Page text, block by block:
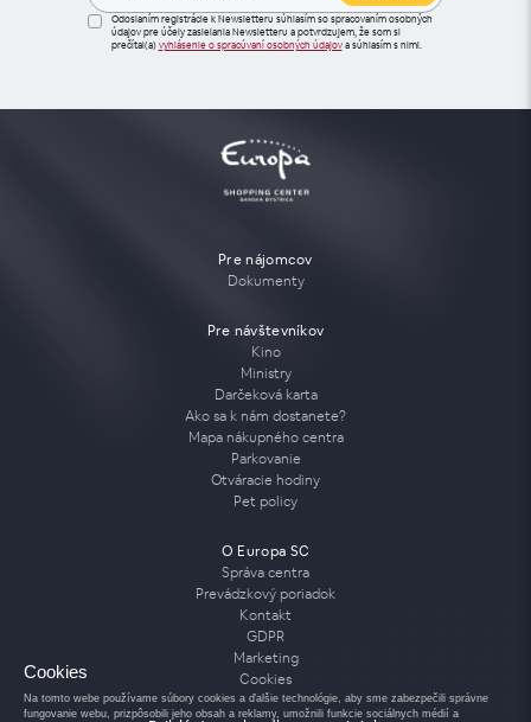
Cookies
Na tomto webe používame súbory cookies a ďalšie technológie, aby sme zabezpečili správne
fungovanie webu, prizpôsobili jeho obsah a reklamy, umožnili funkcie sociálnych médií a
Odoslaním registrácie k Newsletteru súhlasím so spracovaním osobných
údajov pre účely zasielania Newsletteru a potvrdzujem, že som si
prečítal(a) vyhlásenie o spracúvaní osobných údajova súhlasím s nimi.
Pre nájomcov
Dokumenty
Pre návštevníkov
Kino
Ministry
Darčeková karta
Ako sa k nám dostanete?
Mapa nákupného centra
Parkovanie
Otváracie hodiny
Pet policy
O Europa SC
Správa centra
Prevádzkový poriadok
Kontakt
GDPR
Marketing
Cookies